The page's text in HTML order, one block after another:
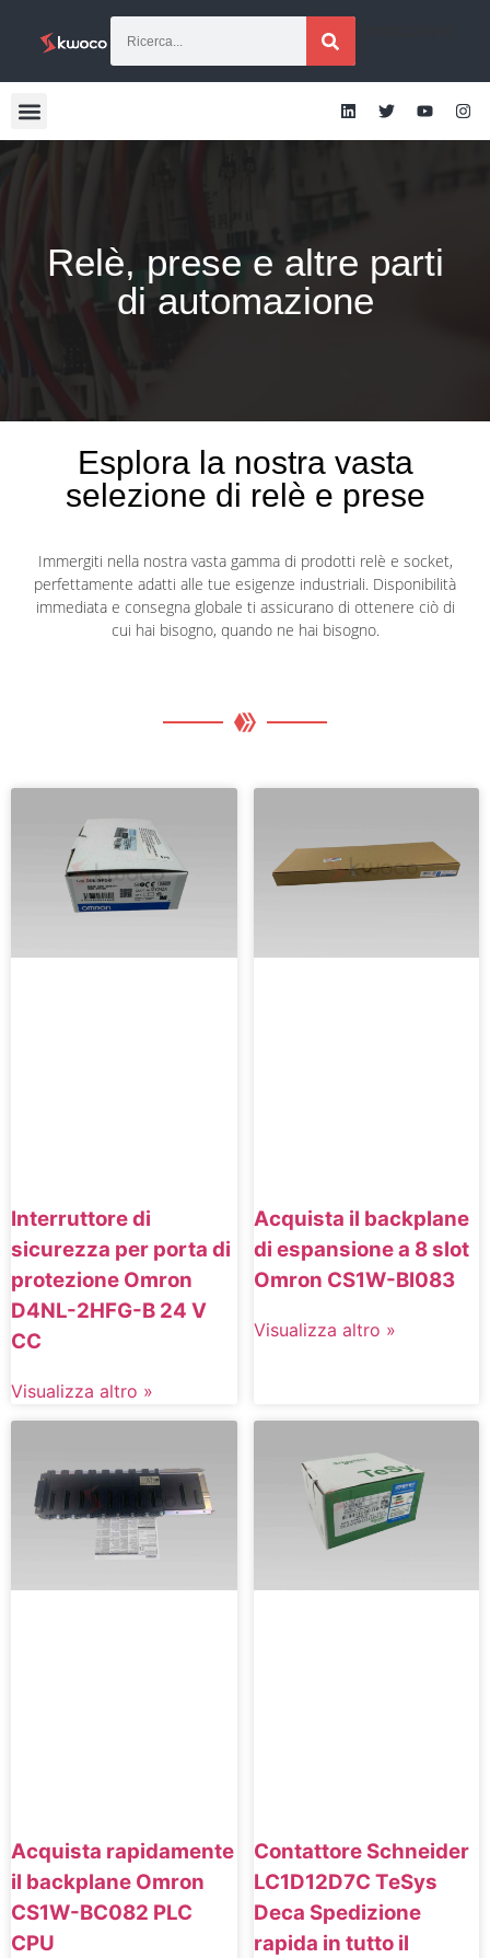
Relè, prese e altre parti
di automazione
Esplora la nostra vasta
selezione di relè e prese
Immergiti nella nostra vasta gamma di prodotti relè e socket,
perfettamente adatti alle tue esigenze industriali. Disponibilità
immediata e consegna globale ti assicurano di ottenere ciò di
cui hai bisogno, quando ne hai bisogno.
Interruttore di
sicurezza per porta di
protezione Omron
D4NL-2HFG-B 24 V
CC
Visualizza altro »
Acquista il backplane
di espansione a 8 slot
Omron CS1W-BI083
Visualizza altro »
Acquista rapidamente
il backplane Omron
CS1W-BC082 PLC
CPU
Contattore Schneider
LC1D12D7C TeSys
Deca Spedizione
rapida in tutto il